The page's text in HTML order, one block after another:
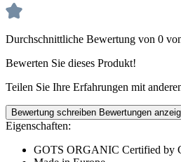
Durchschnittliche Bewertung von 0
Bewerten Sie dieses Produkt!
Teilen Sie Ihre Erfahrungen mit
Bewertung schreiben Bewertungen
Eigenschaften:
GOTS ORGANIC Certified by